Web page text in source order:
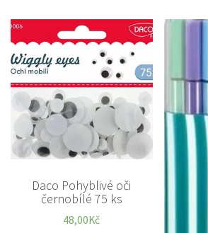
Daco Pohyblivé oči
černobílé 75 ks
48,00Kč